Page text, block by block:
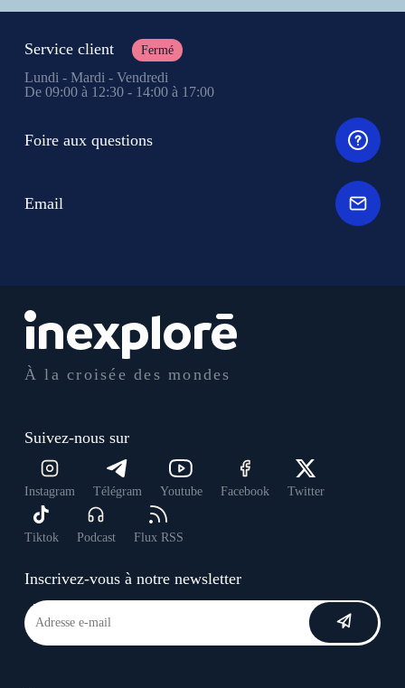
À la croisée des mondes
Suivez-nous sur
Instagram Télégram Youtube Facebook Twitter
Tiktok Podcast Flux RSS
Inscrivez-vous à notre newsletter
Service client Fermé
Lundi - Mardi - Vendredi
De 09:00 à 12:30 - 14:00 à 17:00
Foire aux questions
Email